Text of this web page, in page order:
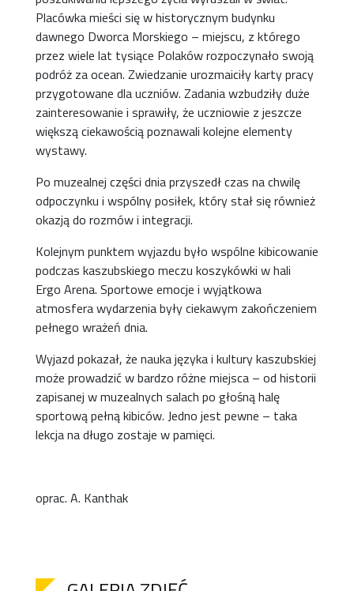
Placówka mieści się w historycznym budynku
dawnego Dworca Morskiego – miejscu, z którego
przez wiele lat tysiące Polaków rozpoczynało swoją
podróż za ocean. Zwiedzanie urozmaiciły karty pracy
przygotowane dla uczniów. Zadania wzbudziły duże
zainteresowanie i sprawiły, że uczniowie z jeszcze
większą ciekawością poznawali kolejne elementy
wystawy.
Po muzealnej części dnia przyszedł czas na chwilę
odpoczynku i wspólny posiłek, który stał się również
okazją do rozmów i integracji.
Kolejnym punktem wyjazdu było wspólne kibicowanie
podczas kaszubskiego meczu koszykówki w hali
Ergo Arena. Sportowe emocje i wyjątkowa
atmosfera wydarzenia były ciekawym zakończeniem
pełnego wrażeń dnia.
Wyjazd pokazał, że nauka języka i kultury kaszubskiej
może prowadzić w bardzo różne miejsca – od historii
zapisanej w muzealnych salach po głośną halę
sportową pełną kibiców. Jedno jest pewne – taka
lekcja na długo zostaje w pamięci.
oprac. A. Kanthak